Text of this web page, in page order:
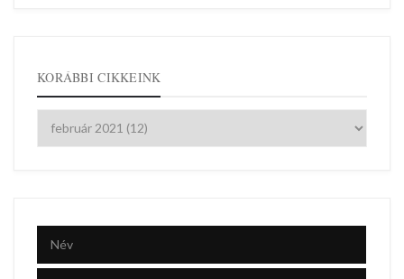
KORÁBBI CIKKEINK